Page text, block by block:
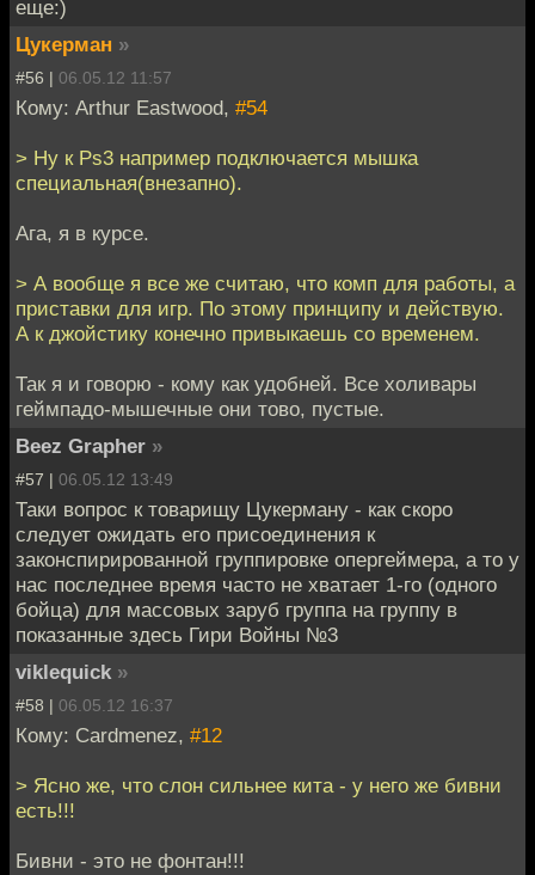
еще:)
Цукерман »
#56 | 06.05.12 11:57
Кому: Arthur Eastwood, #54
> Ну к Ps3 например подключается мышка
специальная(внезапно).
Ага, я в курсе.
> А вообще я все же считаю, что комп для работы, а
приставки для игр. По этому принципу и действую.
А к джойстику конечно привыкаешь со временем.
Так я и говорю - кому как удобней. Все холивары
геймпадо-мышечные они тово, пустые.
Beez Grapher »
#57 | 06.05.12 13:49
Таки вопрос к товарищу Цукерману - как скоро
следует ожидать его присоединения к
законспирированной группировке опергеймера, а то у
нас последнее время часто не хватает 1-го (одного
бойца) для массовых заруб группа на группу в
показанные здесь Гири Войны №3
viklequick »
#58 | 06.05.12 16:37
Кому: Cardmenez, #12
> Ясно же, что слон сильнее кита - у него же бивни
есть!!!
Бивни - это не фонтан!!!